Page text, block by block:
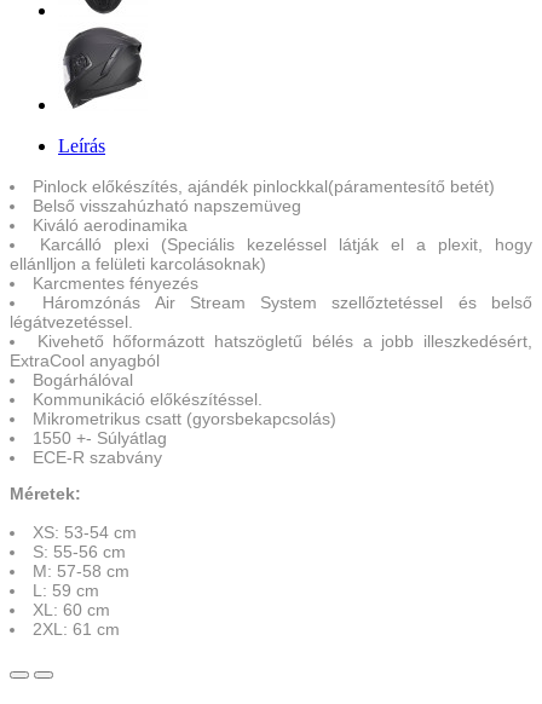
Leírás
Pinlock előkészítés, ajándék pinlockkal(páramentesítő betét)
Belső visszahúzható napszemüveg
Kiváló aerodinamika
Karcálló plexi (Speciális kezeléssel látják el a plexit, hogy
ellánlljon a felületi karcolásoknak)
Karcmentes fényezés
Háromzónás Air Stream System szellőztetéssel és belső
légátvezetéssel.
Kivehető hőformázott hatszögletű bélés a jobb illeszkedésért,
ExtraCool anyagból
Bogárhálóval
Kommunikáció előkészítéssel.
Mikrometrikus csatt (gyorsbekapcsolás)
1550 +- Súlyátlag
ECE-R szabvány
Méretek:
XS: 53-54 cm
S: 55-56 cm
M: 57-58 cm
L: 59 cm
XL: 60 cm
2XL: 61 cm